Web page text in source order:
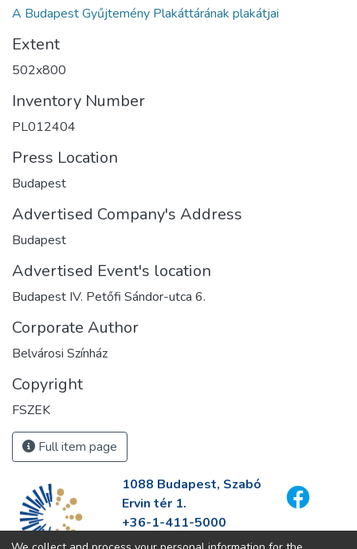
A Budapest Gyűjtemény Plakáttárának plakátjai
Extent
502x800
Inventory Number
PL012404
Press Location
Budapest
Advertised Company's Address
Budapest
Advertised Event's location
Budapest IV. Petőfi Sándor-utca 6.
Corporate Author
Belvárosi Színház
Copyright
FSZEK
Full item page
1088 Budapest, Szabó
Ervin tér 1.
+36-1-411-5000
info@fszek.hu